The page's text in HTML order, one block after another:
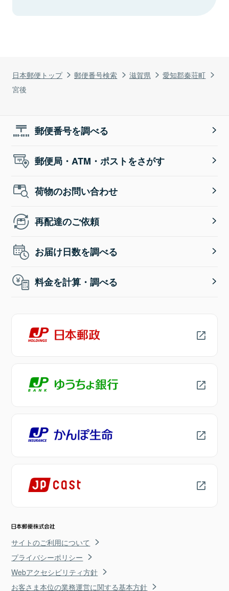
日本郵便トップ 郵便番号検索 滋賀県
愛知郡秦荘町
宮後
郵便番号を調べる
郵便局・ATM・ポストをさがす
荷物のお問い合わせ
再配達のご依頼
お届け日数を調べる
料金を計算・調べる
サイトのご利用について
プライバシーポリシー
Webアクセシビリティ方針
お客さま本位の業務運営に関する基本方針